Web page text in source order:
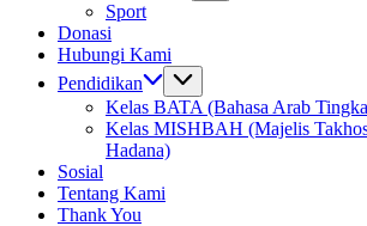
Sport
Donasi
Hubungi Kami
Pendidikan
Kelas BATA (Bahasa Arab
Kelas MISHBAH (Majelis
Hadana)
Sosial
Tentang Kami
Thank You